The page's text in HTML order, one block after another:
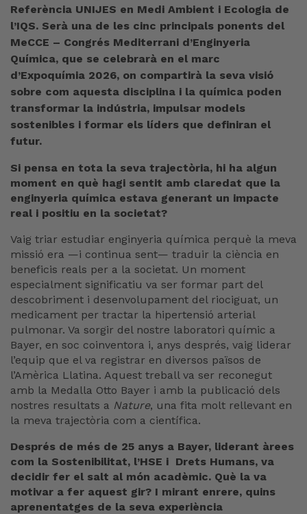
Referència UNIJES en Medi Ambient i Ecologia de
l’IQS. Serà una de les cinc principals ponents del
MeCCE – Congrés Mediterrani d’Enginyeria
Química, que se celebrarà en el marc
d’Expoquímia 2026, on compartirà la seva visió
sobre com aquesta disciplina i la química poden
transformar la indústria, impulsar models
sostenibles i formar els líders que definiran el
futur.
Si pensa en tota la seva trajectòria, hi ha algun
moment en què hagi sentit amb claredat que la
enginyeria química estava generant un impacte
real i positiu en la societat?
Vaig triar estudiar enginyeria química perquè la meva
missió era —i continua sent— traduir la ciència en
beneficis reals per a la societat. Un moment
especialment significatiu va ser formar part del
descobriment i desenvolupament del riociguat, un
medicament per tractar la hipertensió arterial
pulmonar. Va sorgir del nostre laboratori químic a
Bayer, en soc coinventora i, anys després, vaig liderar
l’equip que el va registrar en diversos països de
l’Amèrica Llatina. Aquest treball va ser reconegut
amb la Medalla Otto Bayer i amb la publicació dels
nostres resultats a Nature, una fita molt rellevant en
la meva trajectòria com a científica.
Després de més de 25 anys a Bayer, liderant àrees
com la Sostenibilitat, l’HSE i Drets Humans, va
decidir fer el salt al món acadèmic. Què la va
motivar a fer aquest gir? I mirant enrere, quins
aprenentatges de la seva experiència